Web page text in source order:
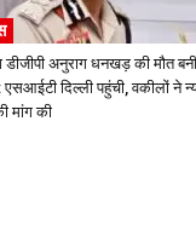
डीजीपी अनुराग धनखड़ की मौत बनी
एसआईटी दिल्ली पहुंची, वकीलों ने
मांग की